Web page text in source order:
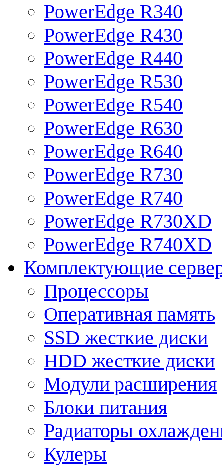
PowerEdge R340
PowerEdge R430
PowerEdge R440
PowerEdge R530
PowerEdge R540
PowerEdge R630
PowerEdge R640
PowerEdge R730
PowerEdge R740
PowerEdge R730XD
PowerEdge R740XD
Комплектующие
Процессоры
Оперативная память
SSD жесткие диски
HDD жесткие диски
Модули расширения
Блоки питания
Радиаторы
Кулеры